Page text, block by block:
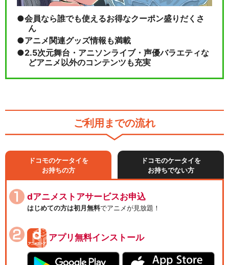
会員なら誰でも使えるお得なクーポン盛りだくさ
ん
アニメ関連グッズ情報も満載
2.5次元舞台・アニソンライブ・声優バラエティな
どアニメ以外のコンテンツも充実
ご利用までの流れ
ドコモのケータイを
お持ちの方
ドコモのケータイを
お持ちでない方
dアニメストアサービスお申込
はじめての方は初月無料でアニメが見放題！
アプリ無料インストール